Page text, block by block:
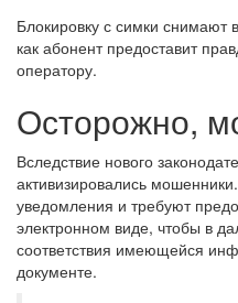
Блокировку с симки снимают
как абонент предоставит
оператору.
Осторожно,
Вследствие нового
активизировались
уведомления и требуют
электронном виде, чтобы в
соответствия имеющейся
документе.